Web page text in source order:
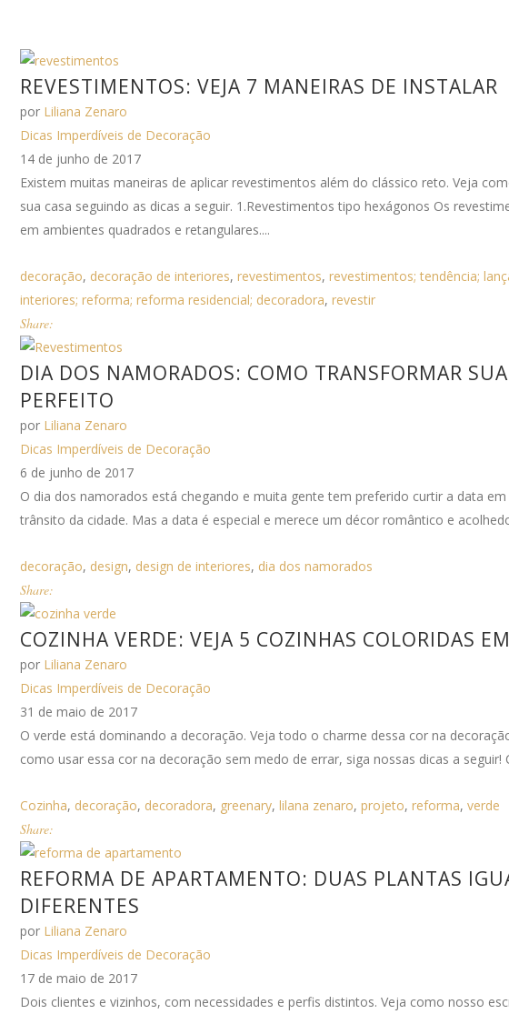
REVESTIMENTOS: VEJA 7 MANEIRAS DE INSTALAR
por Liliana Zenaro
Dicas Imperdíveis de Decoração
14 de junho de 2017
Existem muitas maneiras de aplicar revestimentos além do clássico reto. Veja
sua casa seguindo as dicas a seguir. 1.Revestimentos tipo hexágonos Os
em ambientes quadrados e retangulares....
decoração, decoração de interiores, revestimentos, revestimentos; tendência;
interiores; reforma; reforma residencial; decoradora, revestir
Share:
DIA DOS NAMORADOS: COMO TRANSFORMAR
PERFEITO
por Liliana Zenaro
Dicas Imperdíveis de Decoração
6 de junho de 2017
O dia dos namorados está chegando e muita gente tem preferido curtir a data
trânsito da cidade. Mas a data é especial e merece um décor romântico e
decoração, design, design de interiores, dia dos namorados
Share:
COZINHA VERDE: VEJA 5 COZINHAS COLORIDAS
por Liliana Zenaro
Dicas Imperdíveis de Decoração
31 de maio de 2017
O verde está dominando a decoração. Veja todo o charme dessa cor na
como usar essa cor na decoração sem medo de errar, siga nossas dicas a seguir!
Cozinha, decoração, decoradora, greenary, lilana zenaro, projeto, reforma, verde
Share:
REFORMA DE APARTAMENTO: DUAS PLANTAS
DIFERENTES
por Liliana Zenaro
Dicas Imperdíveis de Decoração
17 de maio de 2017
Dois clientes e vizinhos, com necessidades e perfis distintos. Veja como nosso